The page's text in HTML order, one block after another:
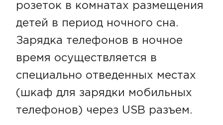
розеток в комнатах размещения
детей в период ночного сна.
Зарядка телефонов в ночное
время осуществляется в
специально отведенных местах
(шкаф для зарядки мобильных
телефонов) через USB разъем.